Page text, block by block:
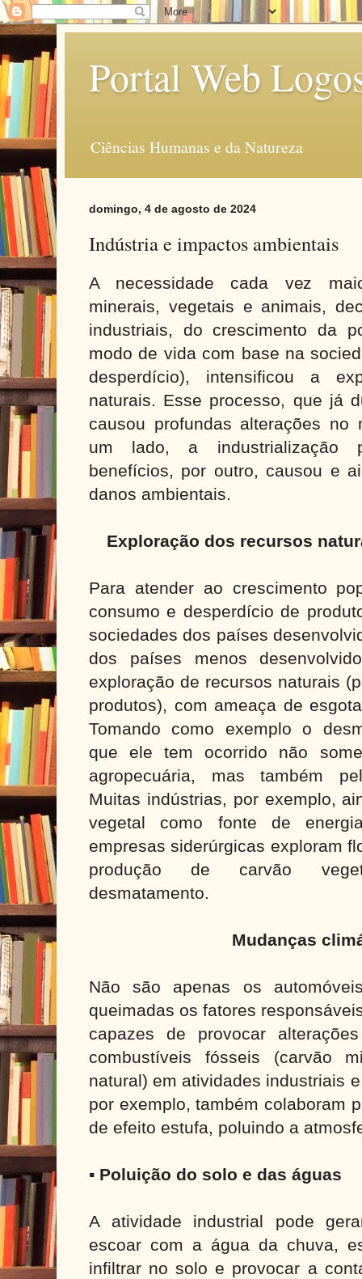
Portal Web
Ciências Humanas e da Natureza
domingo, 4 de agosto de 2024
Indústria e impactos ambientais
A necessidade cada vez
minerais, vegetais e animais,
industriais, do crescimento da
modo de vida com base na
desperdício), intensificou a
naturais. Esse processo, que já
causou profundas alterações no
um lado, a industrialização
benefícios, por outro, causou e
danos ambientais.
Exploração dos recursos
Para atender ao crescimento
consumo e desperdício de
sociedades dos países
dos países menos
exploração de recursos naturais
produtos), com ameaça de
Tomando como exemplo o
que ele tem ocorrido não
agropecuária, mas também
Muitas indústrias, por exemplo,
vegetal como fonte de
empresas siderúrgicas exploram
produção de carvão
desmatamento.
Mudanças
Não são apenas os
queimadas os fatores
capazes de provocar
combustíveis fósseis (carvão
natural) em atividades industriais
por exemplo, também colaboram
de efeito estufa, poluindo a
▪ Poluição do solo e das águas
A atividade industrial pode
escoar com a água da chuva,
infiltrar no solo e provocar a